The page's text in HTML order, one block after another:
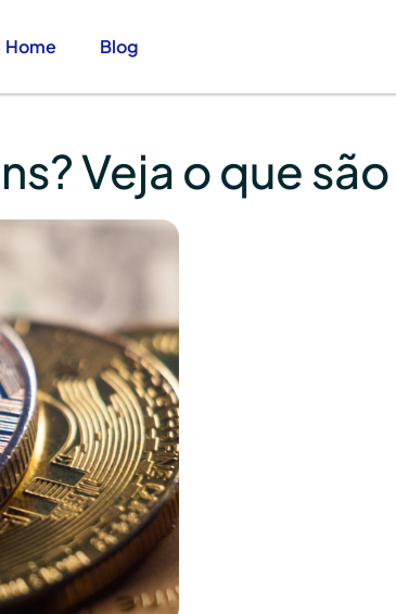
Home Blog
Veja o que